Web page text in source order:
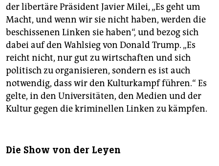
der libertäre Präsident Javier Milei, „Es geht um
Macht, und wenn wir sie nicht haben, werden die
beschissenen Linken sie haben“, und bezog sich
dabei auf den Wahlsieg von Donald Trump. „Es
reicht nicht, nur gut zu wirtschaften und sich
politisch zu organisieren, sondern es ist auch
notwendig, dass wir den Kulturkampf führen.“ Es
gelte, in den Universitäten, den Medien und der
Kultur gegen die kriminellen Linken zu kämpfen.
Die Show von der Leyen